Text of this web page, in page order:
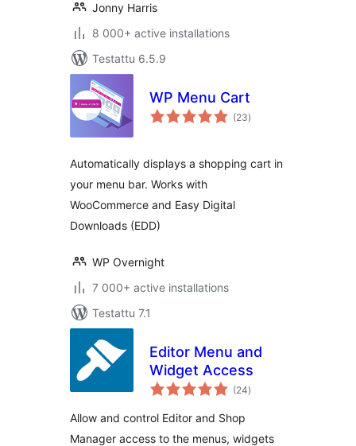
Jonny Harris
8 000+ active installations
Testattu 6.5.9
WP Menu Cart
(23arvosanat
yhteensä
)
Automatically displays a shopping cart in
your menu bar. Works with
WooCommerce and Easy Digital
Downloads (EDD)
WP Overnight
7 000+ active installations
Testattu 7.1
Editor Menu and
Widget Access
(24arvosanat
yhteensä
)
Allow and control Editor and Shop
Manager access to the menus, widgets